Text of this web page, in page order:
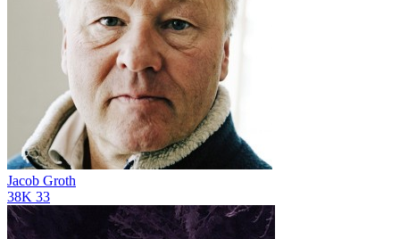
Jacob Groth
38K 33